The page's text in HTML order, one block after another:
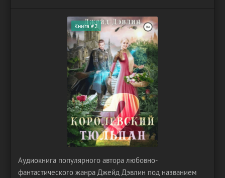
Книга #2
Аудиокнига популярного автора любовно-
фантастического жанра Джейд Дэвлин под названием